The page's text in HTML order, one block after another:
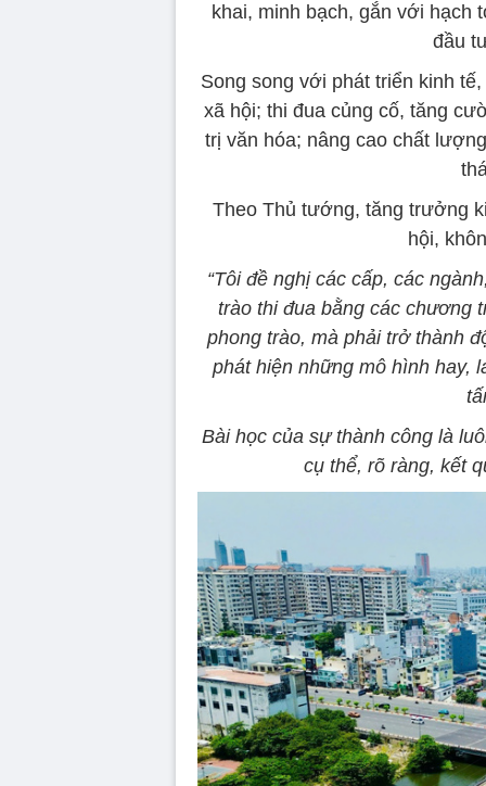
khai, minh bạch, gắn với hạch
đầu
Song song với phát triển kinh
xã hội; thi đua củng cố, tăng
trị văn hóa; nâng cao chất
Theo Thủ tướng, tăng trưởng
hội,
“Tôi đề nghị các cấp, các
trào thi đua bằng các chương
phong trào, mà phải trở thành
phát hiện những mô hình hay,
Bài học của sự thành công là
cụ thể, rõ ràng, kết